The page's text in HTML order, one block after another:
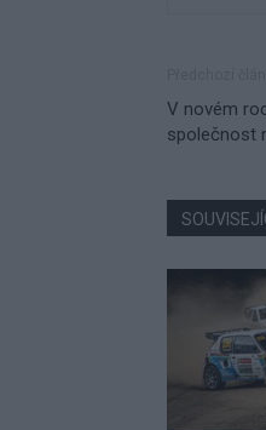
V novém
společnost